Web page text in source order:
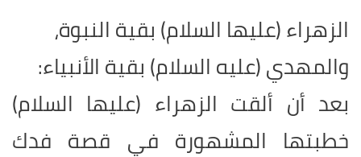
الزهراء (عليها السلام) بقية النبوة،
والمهدي (عليه السلام) بقية الأنبياء:
بعد أن ألقت الزهراء (عليها السلام)
خطبتها المشهورة في قصة فدك